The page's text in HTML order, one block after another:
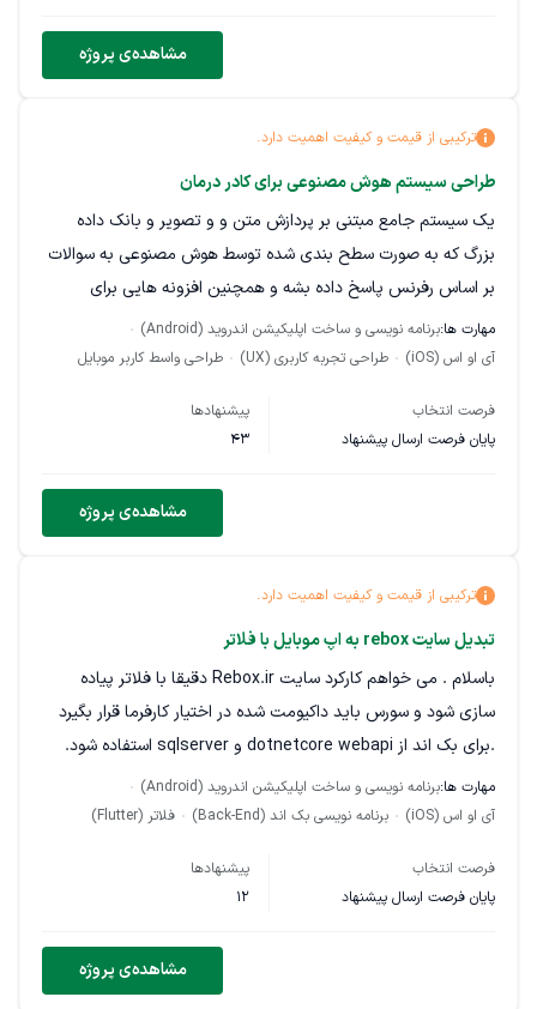
دسته‌بندی و فیلتر مدیریت شهر و محله سیستم پرداخت اعلان
هوش مصنوعی نسخه چندزبانه پرداخت بین‌المللی انتشار داخلی در
کافه بازار و مایکت انتشار جهانی در Google Play و App Store
توجه: معماری پروژه باید به‌گونه‌ای طراحی شود که در آینده امکان
افزودن امکانات بدون نیاز به بازنویسی هسته سیستم وجود داشته
باشد.
فناوری‌های پیشنهادی Flutter ASP.NET Core یا Laravel
(در صورت پیشنهاد فناوری دیگر، دلیل انتخاب و مزایای آن را توضیح
شرایط همکاری ارائه سورس کامل و بدون رمزگذاری انتقال مالکیت
پروژه ارائه مستندات فنی امکان توسعه توسط هر تیم دیگری پس از
نمونه‌کارهای مشابه زمان اجرای MVP هزینه تقریبی مدت پشتیبانی
مشاهده‌ی پروژه
ترکیبی از قیمت و کیفیت اهمیت دارد.
طراحی سیستم هوش مصنوعی برای کادر درمان
یک سیستم جامع مبتنی بر پردازش متن و و تصویر و بانک داده
بزرگ که به صورت سطح بندی شده توسط هوش مصنوعی به سوالات
بر اساس رفرنس پاسخ داده بشه و همچنین افزونه هایی برای
گسترش پاسخ و دریافتش به شکلهای مختلف ( بسیار مورد نیاز و با
جزیییات که فقط میتونم به صورت شفاهی بیانشون کنم )
مهارت ها:برنامه نویسی و ساخت اپلیکیشن اندروید (Android)
آی او اس (iOS)
طراحی تجربه کاربری (UX) طراحی واسط کاربر موبایل
فرصت انتخاب
پایان فرصت ارسال پیشنهاد
پیشنهادها
43
مشاهده‌ی پروژه
ترکیبی از قیمت و کیفیت اهمیت دارد.
تبدیل سایت rebox به اپ موبایل با فلاتر
باسلام . می خواهم کارکرد سایت Rebox.ir دقیقا با فلاتر پیاده
سازی شود و سورس باید داکیومت شده در اختیار کارفرما قرار بگیرد
.برای بک اند از dotnetcore webapi و sqlserver استفاده شود.
ریز امکانات پس از انتخاب پیمانکار ارائه می شود و پیمانکار طبق
لیست زمانبندی که ارائه می کند کار را تحویل می دهد. داشتن نمونه
مهارت ها:برنامه نویسی و ساخت اپلیکیشن اندروید (Android)
آی او اس (iOS)
برنامه نویسی بک اند (Back-End) فلاتر (Flutter)
فرصت انتخاب
پایان فرصت ارسال پیشنهاد
پیشنهادها
12
مشاهده‌ی پروژه